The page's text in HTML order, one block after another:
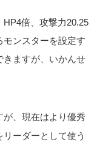
倍、攻撃力20.25
ンスターを設定す
きますが、いかんせ
が、現在はより優秀
ーダーとして使う